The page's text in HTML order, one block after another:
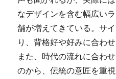
なデザインを含む幅広い
舗が増えてきている。サ
り、背格好や好みに合わ
また、時代の流れに合わ
のから、伝統の意匠を重